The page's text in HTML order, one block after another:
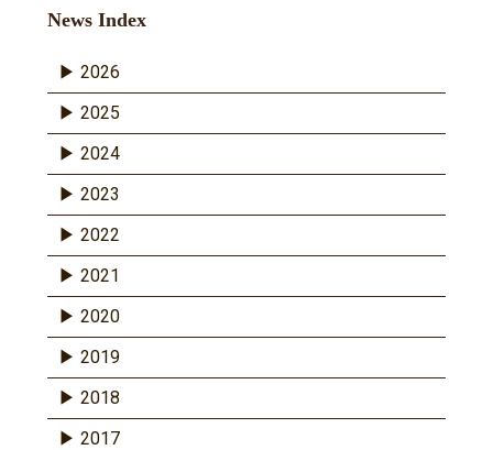
News Index
2026
2025
2024
2023
2022
2021
2020
2019
2018
2017